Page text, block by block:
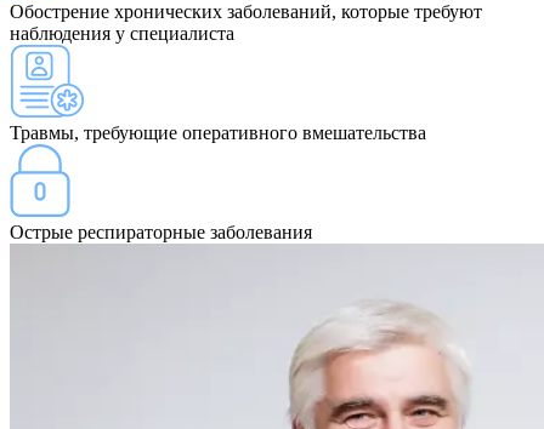
Обострение хронических заболеваний, которые требуют
наблюдения у специалиста
Травмы, требующие оперативного вмешательства
Острые респираторные заболевания